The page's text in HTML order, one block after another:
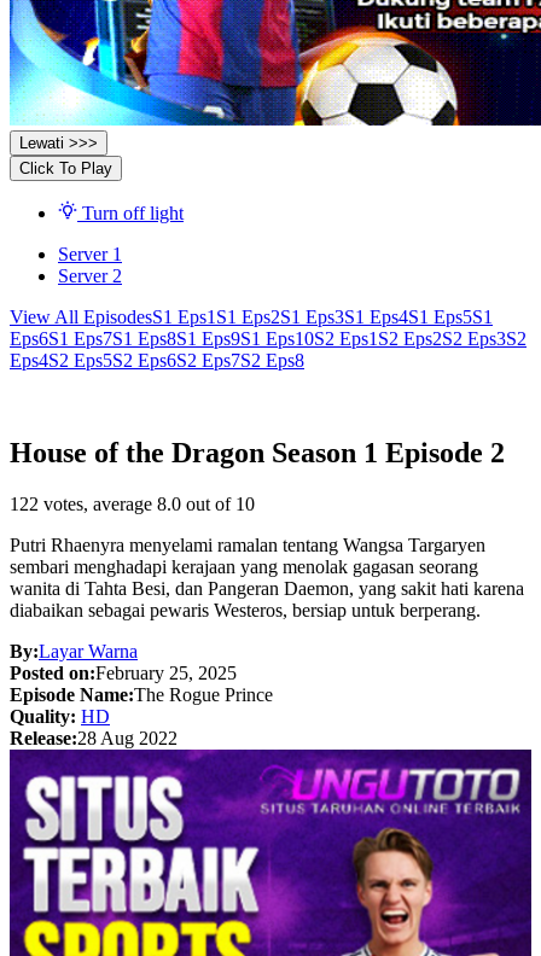
Lewati >>>
Click To Play
Turn off light
Server 1
Server 2
View All EpisodesS1 Eps1 S1 Eps2S1 Eps3S1 Eps4S1 Eps5S1
Eps6S1 Eps7S1 Eps8S1 Eps9S1 Eps10S2 Eps1 S2 Eps2S2 Eps3S2
Eps4S2 Eps5S2 Eps6S2 Eps7S2 Eps8
House of the Dragon Season 1 Episode 2
122 votes, average 8.0 out of 10
Putri Rhaenyra menyelami ramalan tentang Wangsa Targaryen
sembari menghadapi kerajaan yang menolak gagasan seorang
wanita di Tahta Besi, dan Pangeran Daemon, yang sakit hati karena
diabaikan sebagai pewaris Westeros, bersiap untuk berperang.
By:Layar Warna
Posted on:February 25, 2025
Episode Name:The Rogue Prince
Quality: HD
Release:28 Aug 2022